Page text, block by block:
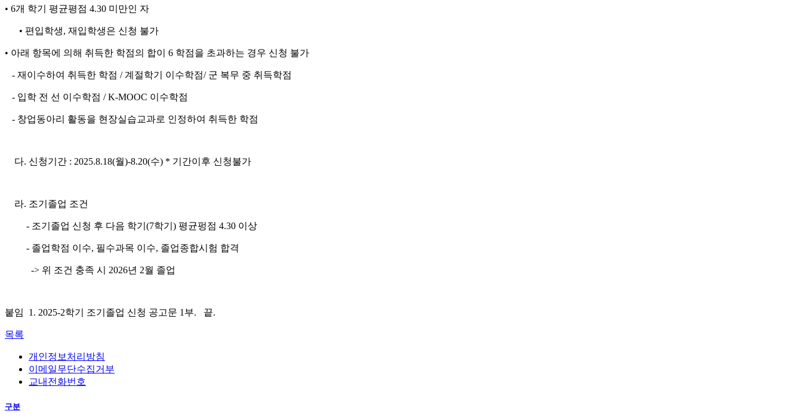
• 6개 학기 평균평점 4.30 미만인 자
• 편입학생, 재입학생은 신청 불가
• 아래 항목에 의해 취득한 학점의 합이 6 학점을 초과하는 경우 신청 불가
- 재이수하여 취득한 학점 /계절학기 이수학점/ 군 복무 중 취득학점
- 입학 전 선 이수학점 / K-MOOC 이수학점
- 창업동아리 활동을 현장실습교과로 인정하여 취득한 학점
다. 신청기간 : 2025.8.18(월)-8.20(수) * 기간이후 신청불가
라. 조기졸업 조건
- 조기졸업 신청 후 다음 학기 (7학기 ) 평균펑점 4.30 이상
- 졸업학점 이수, 필수과목 이수, 졸업종합시험 합격
-> 위 조건 충족 시 2026년 2월 졸업
붙임 1. 2025-2학기 조기졸업 신청 공고문 1 부. 끝.
목록
개인정보처리방침
이메일무단수집거부
교내전화번호
구분